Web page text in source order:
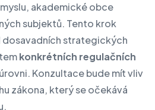
akademické obce
subjektů. Tento krok
strategických
konkrétních regulačních
Konzultace bude mít vliv
zákona, který se očekává